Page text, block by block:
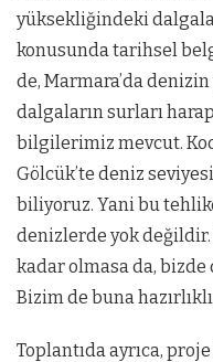
yüksekliğindeki
konusunda tarihsel
de, Marmara’da
dalgaların surları
bilgilerimiz mevcut.
Gölcük’te deniz
biliyoruz. Yani bu
denizlerde yok
kadar olmasa da, bizde
Bizim de buna
Toplantıda ayrıca,